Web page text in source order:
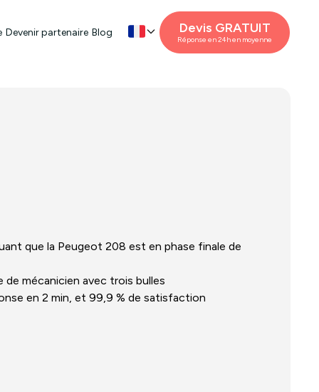
Devenir partenaire Blog Devis GRATUIT
Réponse en 24h en moyenne